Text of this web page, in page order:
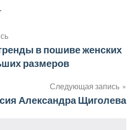
в пошиве женских
размеров
Следующая запись
Александра Щиголева